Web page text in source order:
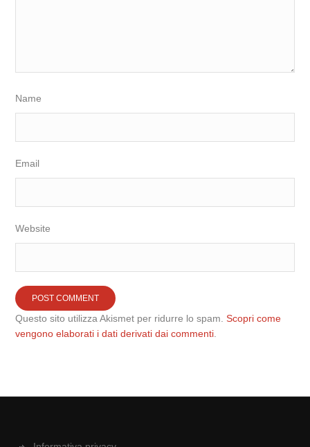
Name
Email
Website
Questo sito utilizza Akismet per ridurre lo spam.Scopri come
vengono elaborati i dati derivati dai commenti